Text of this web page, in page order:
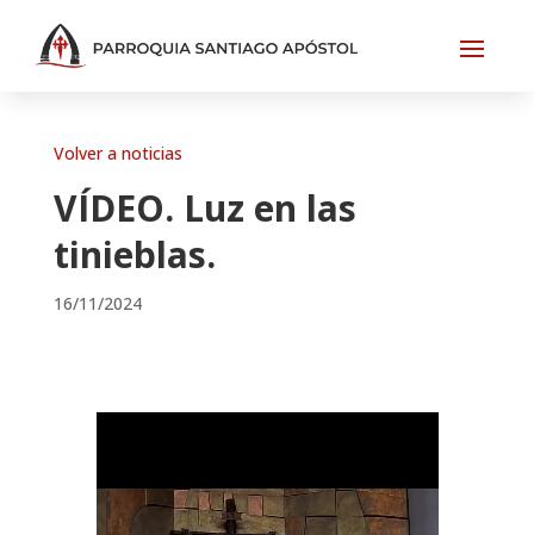
Volver a noticias
VÍDEO. Luz en las
tinieblas.
16/11/2024